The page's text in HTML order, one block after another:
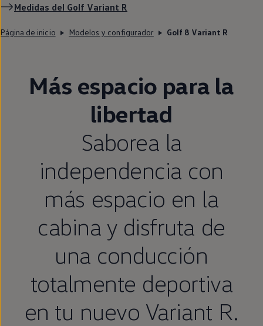
Medidas del Golf Variant R
Página de inicio Modelos y configurador Golf 8 Variant R
Más espacio para la
libertad
Saborea la
independencia con
más espacio en la
cabina y disfruta de
una conducción
totalmente deportiva
en tu nuevo Variant R.